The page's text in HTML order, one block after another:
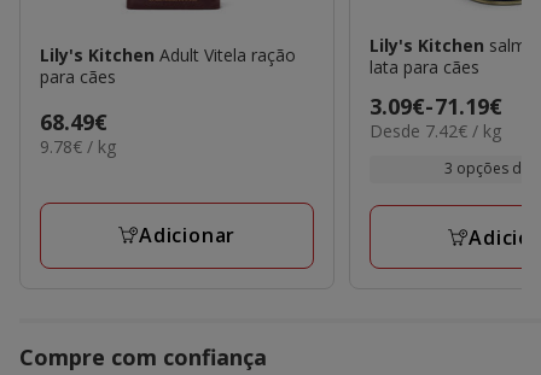
Lily's Kitchen Adult Vitela ração
para cães
Preço
68.49€
68.49€
9.78€
9.78€ / kg
Adicionar
Lily's Kitchen
lata para cães
Preço
de
71.19€
3.09€-71.19€
7.42€
Desde 7.42€ / kg
3 opções de
Compre com confiança